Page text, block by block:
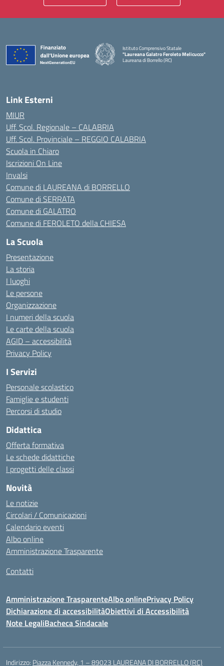
Istituto Comprensivo Statale
"Laureana Galatro Feroleto Melicucco"
Laureana di Borrello (RC)
Link Esterni
MIUR
Uff. Scol. Regionale – CALABRIA
Uff. Scol. Provinciale – REGGIO CALABRIA
Scuola in Chiaro
Iscrizioni On Line
Invalsi
Comune di LAUREANA di BORRELLO
Comune di SERRATA
Comune di GALATRO
Comune di FEROLETO della CHIESA
La Scuola
Presentazione
La storia
I luoghi
Le persone
Organizzazione
I numeri della scuola
Le carte della scuola
AGID – accessibilità
Privacy Policy
I Servizi
Personale scolastico
Famiglie e studenti
Percorsi di studio
Didattica
Offerta formativa
Le schede didattiche
I progetti delle classi
Novità
Le notizie
Circolari / Comunicazioni
Calendario eventi
Albo online
Amministrazione Trasparente
Contatti
Amministrazione TrasparenteAlbo onlinePrivacy Policy
Dichiarazione di accessibilitàObiettivi di Accessibilità
Note LegaliBacheca Sindacale
Indirizzo: Piazza Kennedy, 1 – 89023 LAUREANA DI BORRELLO (RC)